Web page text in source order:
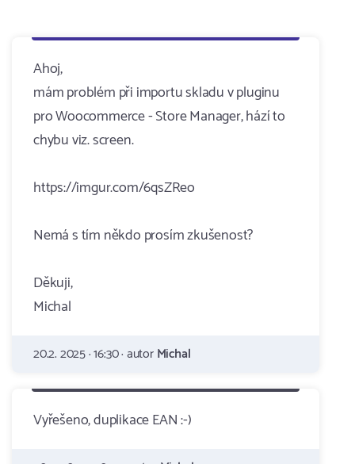
Ahoj,
mám problém při importu skladu v pluginu
pro Woocommerce - Store Manager, hází to
chybu viz. screen.
https://imgur.com/6qsZReo
Nemá s tím někdo prosím zkušenost?
Děkuji,
Michal
20.2. 2025 · 16:30 · autorMichal
Vyřešeno, duplikace EAN :-)